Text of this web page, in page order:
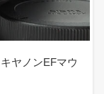
ヤノンEFマウ